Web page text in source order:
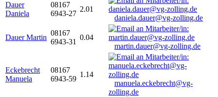
Dauer
Daniela
08167
6943-27
2.01
daniela.dauer@vg-zolling.de
Dauer Martin
08167
6943-31
0.04
martin.dauer@vg-zolling.de
Eckebrecht
Manuela
08167
6943-59
1.14
manuela.eckebrecht@vg-
zolling.de